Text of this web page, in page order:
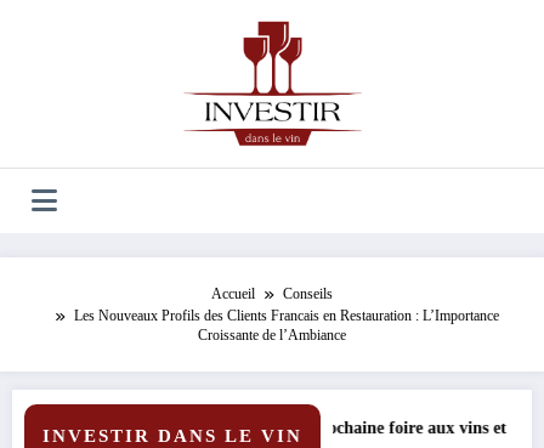
Accueil
Conseils
Les Nouveaux Profils des Clients Francais en Restauration : L’Importance
Croissante de l’Ambiance
INVESTIR DANS LE VIN
prochaine foire aux vins et ses sélections exclusives à prix réduits
Les secrets